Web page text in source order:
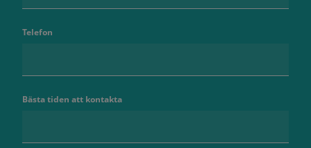
Telefon
Bästa tiden att kontakta